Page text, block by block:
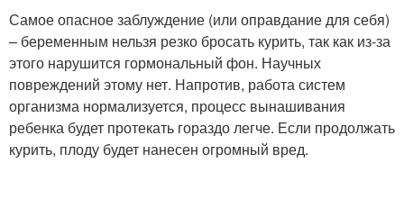
Самое опасное заблуждение (или оправдание для себя)
– беременным нельзя резко бросать курить, так как из-за
этого нарушится гормональный фон. Научных
повреждений этому нет. Напротив, работа систем
организма нормализуется, процесс вынашивания
ребенка будет протекать гораздо легче. Если продолжать
курить, плоду будет нанесен огромный вред.